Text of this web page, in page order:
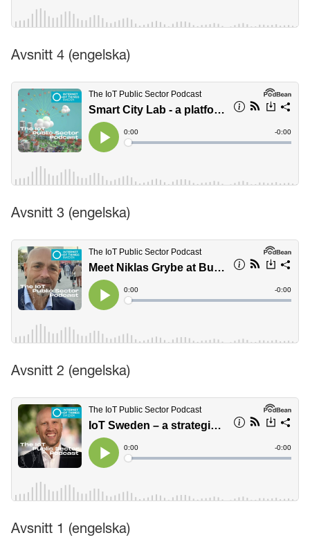
Avsnitt 4 (engelska)
Avsnitt 3 (engelska)
Avsnitt 2 (engelska)
Avsnitt 1 (engelska)